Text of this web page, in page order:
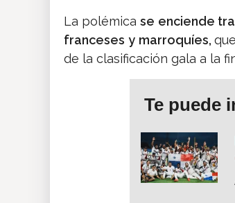
La polémicase enciende
franceses y marroquíes,
de la clasificación gala a la
Te puede